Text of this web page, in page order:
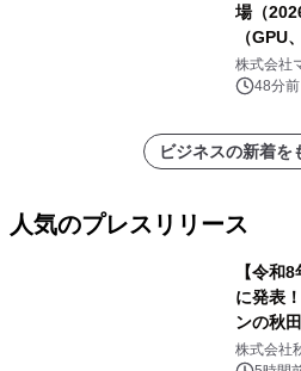
場（
（GPU
トを発表
株式会社
48分前
ビジネスの新着を
人気のプレスリリース
【令和
に発表
ンの秋
秋田犬
株式会社